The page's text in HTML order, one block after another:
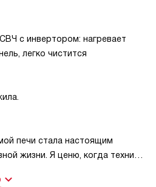
с инвертором: нагревает
легко чистится
печи стала настоящим
жизни. Я ценю, когда техника
мягко, а цветной дисплей